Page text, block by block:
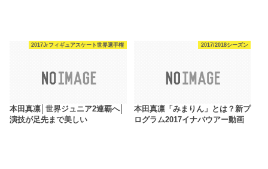
2017Jrフィギュアスケート世界選手権
本田真凛│世界ジュニア2連覇へ│
演技が足先まで美しい
2017/2018シーズン
本田真凛「みまりん」とは？新プ
ログラム2017イナバウアー動画